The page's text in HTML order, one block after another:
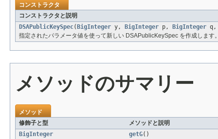
コンストラクタ
コンストラクタと説明
DSAPublicKeySpec( BigInteger y, BigInteger p, BigInteger
指定されたパラメータ値を使って新しい DSAPublicKeySpec を作成します
メソッドのサマリー
メソッド
修飾子と型
メソッドと説明
BigInteger
getG()